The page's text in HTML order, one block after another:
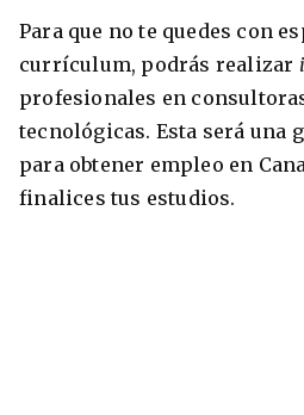
Para que no te quedes con
currículum, podrás realizar
profesionales en
tecnológicas. Esta será una
para obtener empleo en
finalices tus estudios.